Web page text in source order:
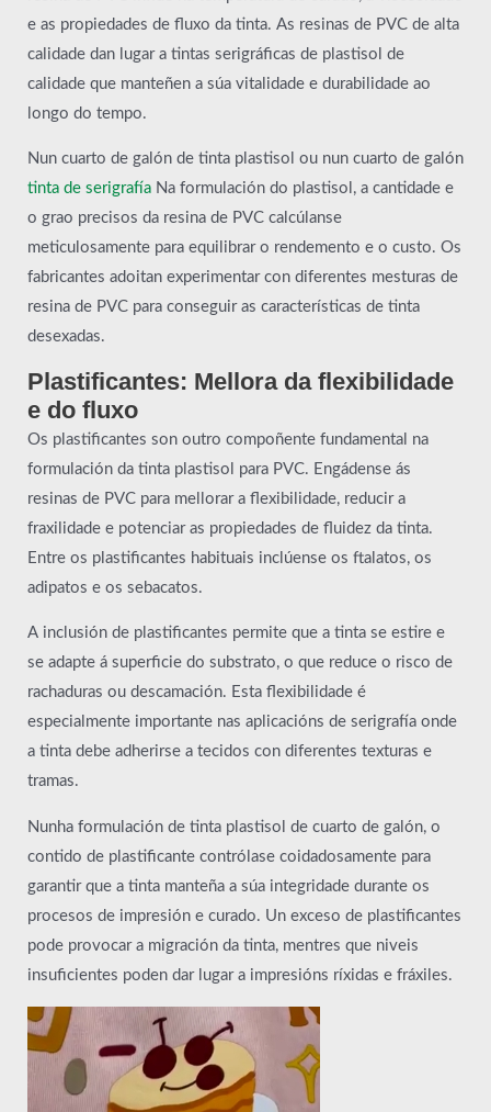
e as propiedades de fluxo da tinta. As resinas de PVC de alta
calidade dan lugar a tintas serigráficas de plastisol de
calidade que manteñen a súa vitalidade e durabilidade ao
longo do tempo.
Nun cuarto de galón de tinta plastisol ou nun cuarto de galón
tinta de serigrafía Na formulación do plastisol, a cantidade e
o grao precisos da resina de PVC calcúlanse
meticulosamente para equilibrar o rendemento e o custo. Os
fabricantes adoitan experimentar con diferentes mesturas de
resina de PVC para conseguir as características de tinta
desexadas.
Plastificantes: Mellora da flexibilidade
e do fluxo
Os plastificantes son outro compoñente fundamental na
formulación da tinta plastisol para PVC. Engádense ás
resinas de PVC para mellorar a flexibilidade, reducir a
fraxilidade e potenciar as propiedades de fluidez da tinta.
Entre os plastificantes habituais inclúense os ftalatos, os
adipatos e os sebacatos.
A inclusión de plastificantes permite que a tinta se estire e
se adapte á superficie do substrato, o que reduce o risco de
rachaduras ou descamación. Esta flexibilidade é
especialmente importante nas aplicacións de serigrafía onde
a tinta debe adherirse a tecidos con diferentes texturas e
tramas.
Nunha formulación de tinta plastisol de cuarto de galón, o
contido de plastificante contrólase coidadosamente para
garantir que a tinta manteña a súa integridade durante os
procesos de impresión e curado. Un exceso de plastificantes
pode provocar a migración da tinta, mentres que niveis
insuficientes poden dar lugar a impresións ríxidas e fráxiles.